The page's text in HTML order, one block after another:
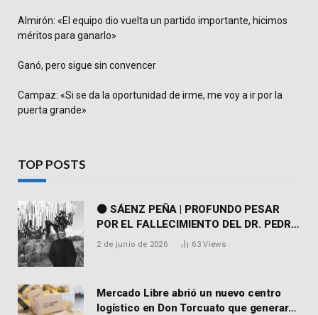
Almirón: «El equipo dio vuelta un partido importante, hicimos
méritos para ganarlo»
Ganó, pero sigue sin convencer
Campaz: «Si se da la oportunidad de irme, me voy a ir por la
puerta grande»
TOP POSTS
⚫ SÁENZ PEÑA | PROFUNDO PESAR
POR EL FALLECIMIENTO DEL DR. PEDRO
MARTORELL
2 de junio de 2026 63Views
Mercado Libre abrió un nuevo centro
logístico en Don Torcuato que generará